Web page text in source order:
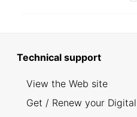
Technical support
View the Web site
Get / Renew your